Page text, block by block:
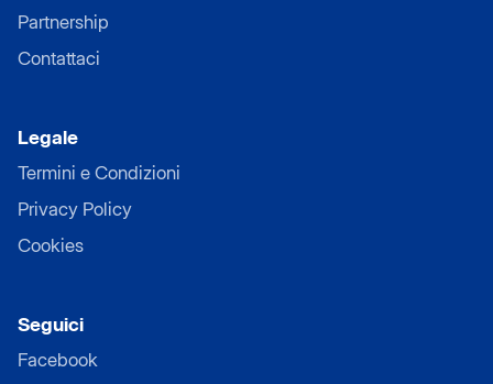
Partnership
Contattaci
Legale
Termini e Condizioni
Privacy Policy
Cookies
Seguici
Facebook